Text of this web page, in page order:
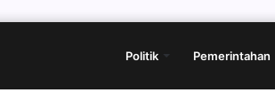
Politik Pemerintahan